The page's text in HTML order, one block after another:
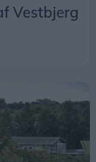
Vestbjerg